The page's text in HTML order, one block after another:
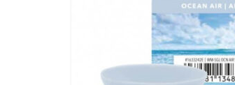
poradniki